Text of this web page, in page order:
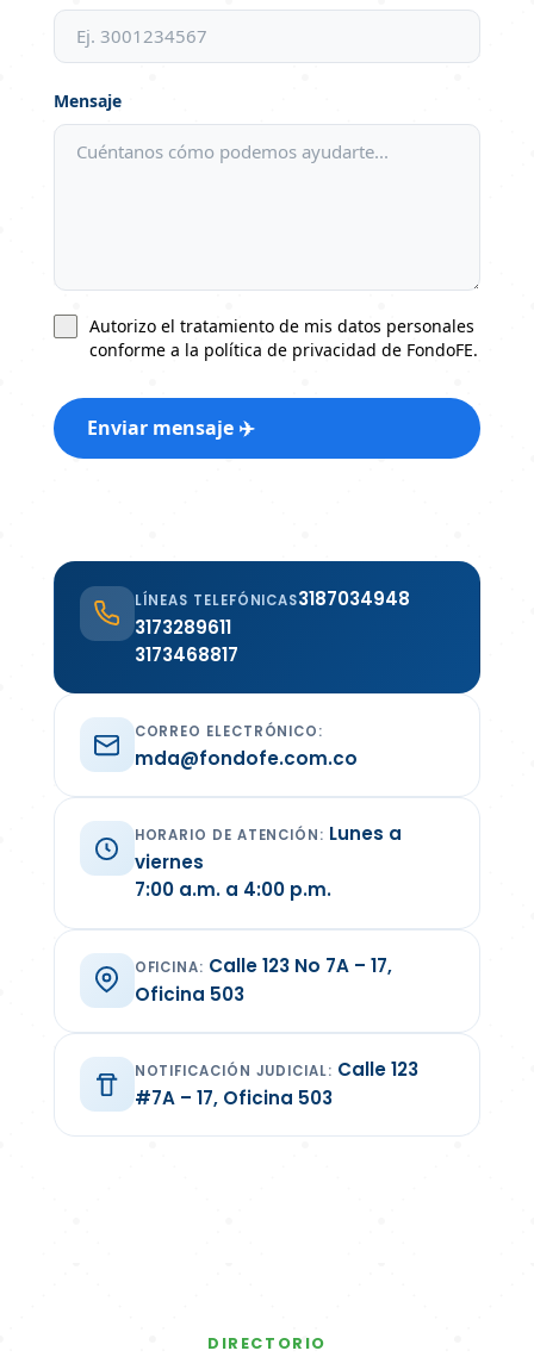
Mensaje
Autorizo el tratamiento de mis datos personales
conforme a la política de privacidad de FondoFE.
Enviar mensaje ✈️
LÍNEAS TELEFÓNICAS3187034948
3173289611
3173468817
CORREO ELECTRÓNICO:
mda@fondofe.com.co
HORARIO DE ATENCIÓN: Lunes a
viernes
7:00 a.m. a 4:00 p.m.
OFICINA: Calle 123 No 7A – 17,
Oficina 503
NOTIFICACIÓN JUDICIAL: Calle 123
#7A – 17, Oficina 503
DIRECTORIO